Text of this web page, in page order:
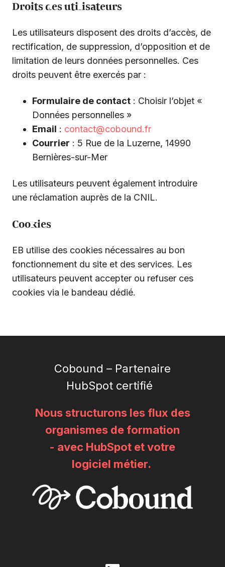
Droits des utilisateurs
Les utilisateurs disposent des droits d’accès, de
rectification, de suppression, d’opposition et de
limitation de leurs données personnelles. Ces
droits peuvent être exercés par :
Formulaire de contact : Choisir l’objet «
Données personnelles »
Email : contact@cobound.fr
Courrier : 5 Rue de la Luzerne, 14990
Bernières-sur-Mer
Les utilisateurs peuvent également introduire
une réclamation auprès de la CNIL.
Cookies
EB utilise des cookies nécessaires au bon
fonctionnement du site et des services. Les
utilisateurs peuvent accepter ou refuser ces
cookies via le bandeau dédié.
Cobound – Partenaire
HubSpot certifié
Nous structurons les flux des
organismes de formation
- avec HubSpot et votre
logiciel métier.